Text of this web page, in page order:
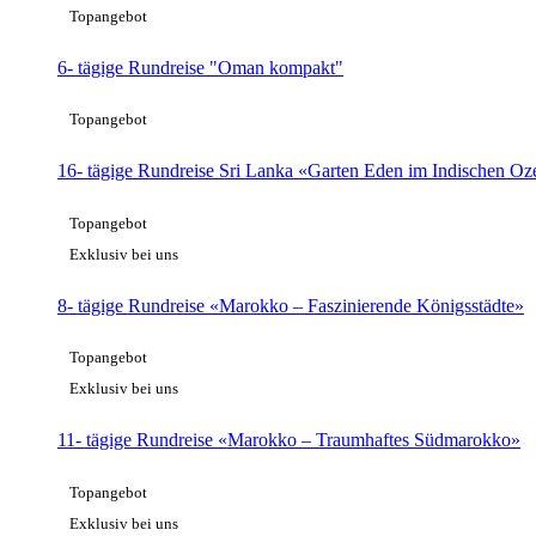
Topangebot
6- tägige Rundreise "Oman kompakt"
Topangebot
16- tägige Rundreise Sri Lanka «Garten Eden im Indischen
Topangebot
Exklusiv bei uns
8- tägige Rundreise «Marokko – Faszinierende Königsstädte»
Topangebot
Exklusiv bei uns
11- tägige Rundreise «Marokko – Traumhaftes Südmarokko»
Topangebot
Exklusiv bei uns